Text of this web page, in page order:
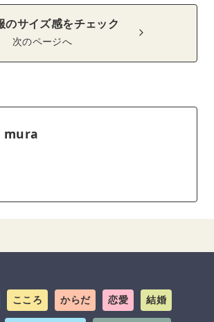
のサイズ感をチェック
次のページへ
mura
こころ からだ 恋愛 結婚